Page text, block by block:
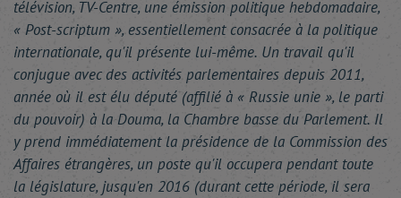
télévision, TV-Centre, une émission politique hebdomadaire,
« Post-scriptum », essentiellement consacrée à la politique
internationale, qu'il présente lui-même. Un travail qu'il
conjugue avec des activités parlementaires depuis 2011,
année où il est élu député (affilié à « Russie unie », le parti
du pouvoir) à la Douma, la Chambre basse du Parlement. Il
y prend immédiatement la présidence de la Commission des
Affaires étrangères, un poste qu'il occupera pendant toute
la législature, jusqu'en 2016 (durant cette période, il sera